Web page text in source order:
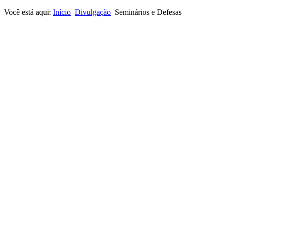
Você está aqui: Início Divulgação Seminários e Defesas